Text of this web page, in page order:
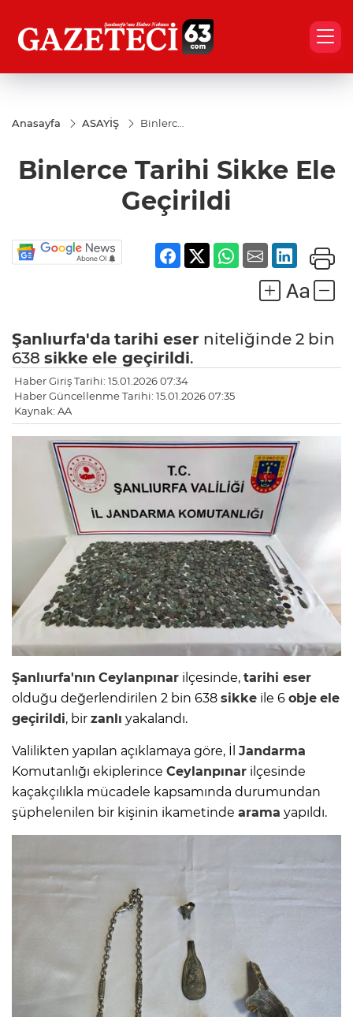
Anasayfa ASAYİŞ
Binlerce
Ele
Geçirildi
Binlerce Tarihi Sikke Ele
Geçirildi
Şanlıurfa'da tarihi eser niteliğinde 2 bin
638 sikke ele geçirildi.
Haber Giriş Tarihi: 15.01.2026 07:34
Haber Güncellenme Tarihi: 15.01.2026 07:35
Kaynak: AA
Şanlıurfa'nın Ceylanpınar ilçesinde, tarihi eser
olduğu değerlendirilen 2 bin 638 sikke ile 6 obje ele
geçirildi, bir zanlı yakalandı.
Valilikten yapılan açıklamaya göre, İl Jandarma
Komutanlığı ekiplerince Ceylanpınar ilçesinde
kaçakçılıkla mücadele kapsamında durumundan
şüphelenilen bir kişinin ikametinde arama yapıldı.